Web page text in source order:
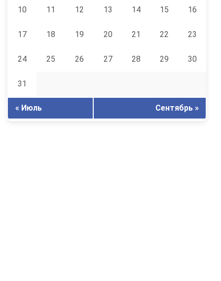
10 11 12 13 14 15 16
17 18 19 20 21 22 23
24 25 26 27 28 29 30
31
« Июль Сентябрь »